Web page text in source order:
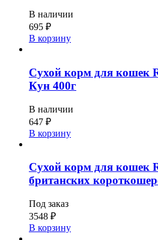
В наличии
695 ₽
В корзину
Сухой корм для кошек
Кун 400г
В наличии
647 ₽
В корзину
Сухой корм для кошек
британских
Под заказ
3548 ₽
В корзину